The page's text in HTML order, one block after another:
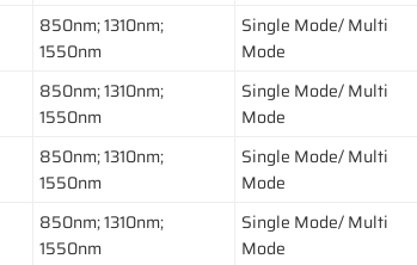
850nm; 1310nm;
1550nm
Single Mode/ Multi
Mode
850nm; 1310nm;
1550nm
Single Mode/ Multi
Mode
850nm; 1310nm;
1550nm
Single Mode/ Multi
Mode
850nm; 1310nm;
1550nm
Single Mode/ Multi
Mode